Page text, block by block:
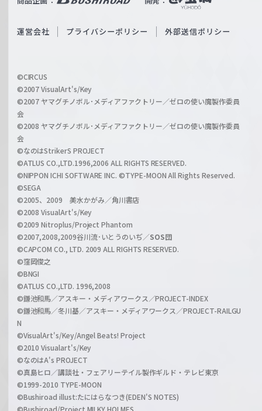
ß
c
a
r
z
O
i
l
h
a
n
l
運営会社 プライバシーポリシー 外部送信ポリシー
©CIRCUS
©2007 VisualArt's/Key
©2007 ヤマグチノボル･メディアファクトリー／ゼロの使い魔製作委員
会
©2008 ヤマグチノボル･メディアファクトリー／ゼロの使い魔製作委員
会
©なのはStrikerS PROJECT
©ATLUS CO.,LTD.1996,2006 ALL RIGHTS RESERVED.
©NIPPON ICHI SOFTWARE INC. ©TYPE-MOON All Rights Reserved.
©SEGA
©2005、2009 美水かがみ／角川書店
©2008 VisualArt's/Key
©2009 Nitroplus/Project Phantom
©2007,2008,2009谷川流･いとうのいぢ／SOS団
©CAPCOM CO., LTD. 2009 ALL RIGHTS RESERVED.
©窪岡俊之
©BNGI
©ATLUS CO.,LTD. 1996,2008
©鎌池和馬／アスキー・メディアワークス／PROJECT-INDEX
©鎌池和馬／冬川基／アスキー・メディアワークス／PROJECT-RAILGU
N
©VisualArt's/Key/Angel Beats! Project
©2010 Visualart's/Key
©なのはA's PROJECT
©真島ヒロ／講談社・フェアリーテイル製作ギルド・テレビ東京
©1999-2010 TYPE-MOON
©Bushiroad illust:たにはらなつき(EDEN'S NOTES)